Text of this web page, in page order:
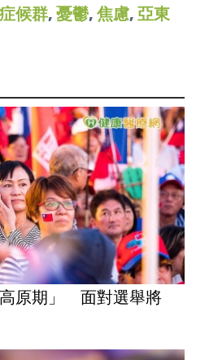
候群, 憂鬱, 焦慮, 亞東
原期」 面對選舉將